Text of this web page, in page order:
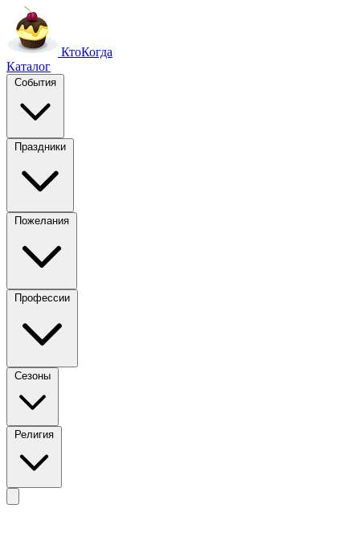
КтоКогда
Каталог
События
Праздники
Пожелания
Профессии
Сезоны
Религия